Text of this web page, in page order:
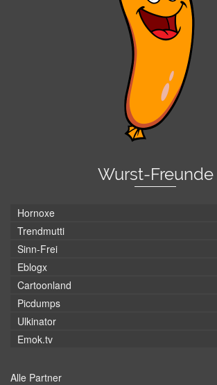
Wurst-Freunde
Hornoxe
Trendmutti
Sinn-Frei
Eblogx
Cartoonland
Picdumps
Ulkinator
Emok.tv
Alle Partner